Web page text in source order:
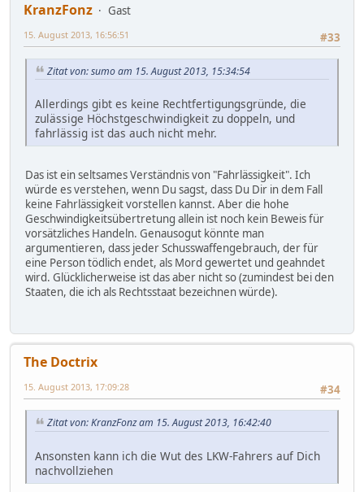
KranzFonz
Gast
#33
15. August 2013, 16:56:51
Zitat von: sumo am 15. August 2013, 15:34:54
Allerdings gibt es keine Rechtfertigungsgründe, die
zulässige Höchstgeschwindigkeit zu doppeln, und
fahrlässig ist das auch nicht mehr.
Das ist ein seltsames Verständnis von "Fahrlässigkeit". Ich
würde es verstehen, wenn Du sagst, dass Du Dir in dem Fall
keine Fahrlässigkeit vorstellen kannst. Aber die hohe
Geschwindigkeitsübertretung allein ist noch kein Beweis für
vorsätzliches Handeln. Genausogut könnte man
argumentieren, dass jeder Schusswaffengebrauch, der für
eine Person tödlich endet, als Mord gewertet und geahndet
wird. Glücklicherweise ist das aber nicht so (zumindest bei den
Staaten, die ich als Rechtsstaat bezeichnen würde).
The Doctrix
#34
15. August 2013, 17:09:28
Zitat von: KranzFonz am 15. August 2013, 16:42:40
Ansonsten kann ich die Wut des LKW-Fahrers auf Dich
nachvollziehen